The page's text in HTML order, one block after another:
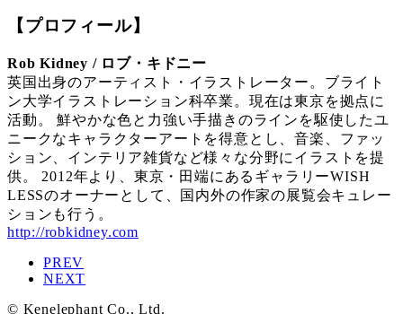
【プロフィール】
Rob Kidney / ロブ・キドニー
英国出身のアーティスト・イラストレーター。ブライト
ン大学イラストレーション科卒業。現在は東京を拠点に
活動。 鮮やかな色と力強い手描きのラインを駆使したユ
ニークなキャラクターアートを得意とし、音楽、ファッ
ション、インテリア雑貨など様々な分野にイラストを提
供。 2012年より、東京・田端にあるギャラリーWISH
LESSのオーナーとして、国内外の作家の展覧会キュレー
ションも行う。
http://robkidney.com
PREV
NEXT
© Kenelephant Co., Ltd.